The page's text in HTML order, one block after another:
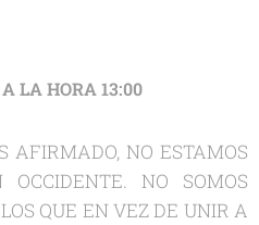
LA HORA 13:00
AFIRMADO, NO ESTAMOS
NO SOMOS
QUE EN VEZ DE UNIR A